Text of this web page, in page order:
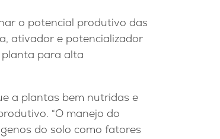
o potencial produtivo das
ativador e potencializador
para alta
a plantas bem nutridas e
“O manejo do
do solo como fatores